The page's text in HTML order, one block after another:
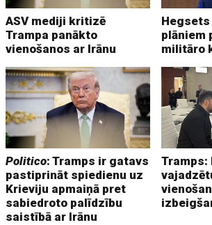
ASV mediji kritizē
Trampa panākto
vienošanos ar Irānu
plāniem
militāro
Politico: Tramps ir gatavs
pastiprināt spiedienu uz
Krieviju apmaiņā pret
sabiedroto palīdzību
saistībā ar Irānu
Tramps: